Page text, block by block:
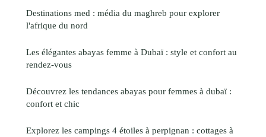
Destinations med : média du maghreb pour explorer
l'afrique du nord
Les élégantes abayas femme à Dubaï : style et confort au
rendez-vous
Découvrez les tendances abayas pour femmes à dubaï :
confort et chic
Explorez les campings 4 étoiles à perpignan : cottages à